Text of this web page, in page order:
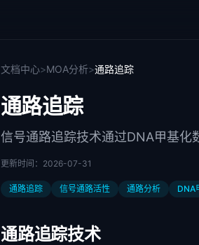
文档中心>MOA分析>通路追踪
通路追踪
信号通路追踪技术通过DNA甲基化
更新时间： 2026-07-31
通路追踪 信号通路活性 通路分析 DNA
通路追踪技术